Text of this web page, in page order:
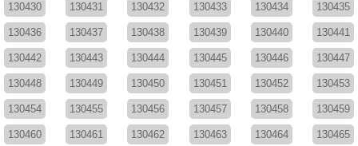
130430 130431 130432 130433 130434 130435
130436 130437 130438 130439 130440 130441
130442 130443 130444 130445 130446 130447
130448 130449 130450 130451 130452 130453
130454 130455 130456 130457 130458 130459
130460 130461 130462 130463 130464 130465